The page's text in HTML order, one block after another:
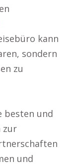
kann
sondern
zu
besten und
zur
und